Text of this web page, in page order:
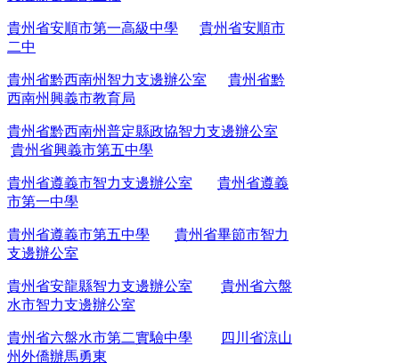
貴州省安順市第一高級中學
貴州省安順市
二中
貴州省黔西南州智力支邊辦公室
貴州省黔
西南州興義市教育局
貴州省黔西南州普定縣政協智力支邊辦公室
貴州省興義市第五中學
貴州省遵義市智力支邊辦公室
貴州省遵義
市第一中學
貴州省遵義市第五中學
貴州省畢節市智力
支邊辦公室
貴州省安龍縣智力支邊辦公室
貴州省六盤
水市智力支邊辦公室
貴州省六盤水市第二實驗中學
四川省涼山
州外僑辦馬勇東